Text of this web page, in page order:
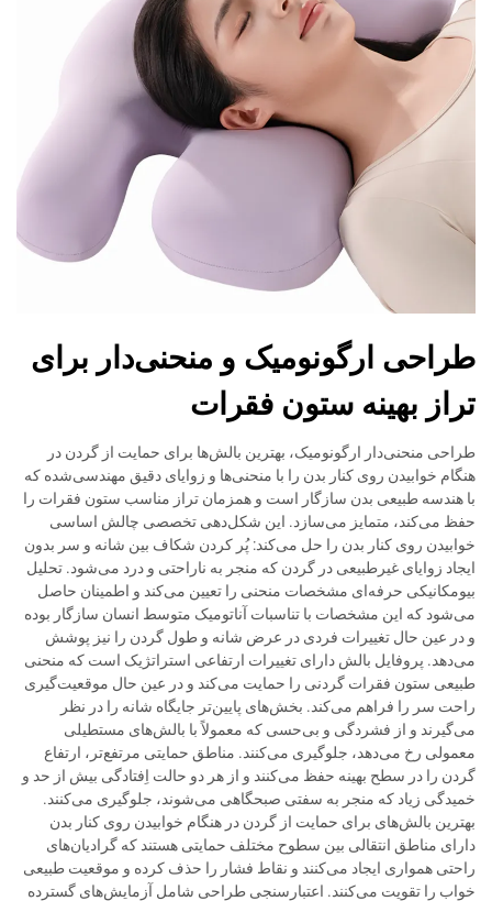
طراحی ارگونومیک و منحنی‌دار برای
تراز بهینه ستون فقرات
طراحی منحنی‌دار ارگونومیک، بهترین بالش‌ها برای حمایت از گردن در
هنگام خوابیدن روی کنار بدن را با منحنی‌ها و زوایای دقیق مهندسی‌شده که
با هندسه طبیعی بدن سازگار است و همزمان تراز مناسب ستون فقرات را
حفظ می‌کند، متمایز می‌سازد. این شکل‌دهی تخصصی چالش اساسی
خوابیدن روی کنار بدن را حل می‌کند: پُر کردن شکاف بین شانه و سر بدون
ایجاد زوایای غیرطبیعی در گردن که منجر به ناراحتی و درد می‌شود. تحلیل
بیومکانیکی حرفه‌ای مشخصات منحنی را تعیین می‌کند و اطمینان حاصل
می‌شود که این مشخصات با تناسبات آناتومیک متوسط انسان سازگار بوده
و در عین حال تغییرات فردی در عرض شانه و طول گردن را نیز پوشش
می‌دهد. پروفایل بالش دارای تغییرات ارتفاعی استراتژیک است که منحنی
طبیعی ستون فقرات گردنی را حمایت می‌کند و در عین حال موقعیت‌گیری
راحت سر را فراهم می‌کند. بخش‌های پایین‌تر جایگاه شانه را در نظر
می‌گیرند و از فشردگی و بی‌حسی که معمولاً با بالش‌های مستطیلی
معمولی رخ می‌دهد، جلوگیری می‌کنند. مناطق حمایتی مرتفع‌تر، ارتفاع
گردن را در سطح بهینه حفظ می‌کنند و از هر دو حالت اِفتادگی بیش از حد و
خمیدگی زیاد که منجر به سفتی صبحگاهی می‌شوند، جلوگیری می‌کنند.
بهترین بالش‌های برای حمایت از گردن در هنگام خوابیدن روی کنار بدن
دارای مناطق انتقالی بین سطوح مختلف حمایتی هستند که گرادیان‌های
راحتی همواری ایجاد می‌کنند و نقاط فشار را حذف کرده و موقعیت طبیعی
خواب را تقویت می‌کنند. اعتبارسنجی طراحی شامل آزمایش‌های گسترده